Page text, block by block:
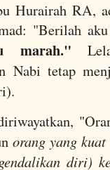
Hurairah RA,
"Berilah
marah."
Nabi tetap
orang yang
diri)